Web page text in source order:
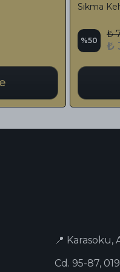
Bozkurt Figürlü
₺ 16,740.00
₺
📍
Cd. 95-87,